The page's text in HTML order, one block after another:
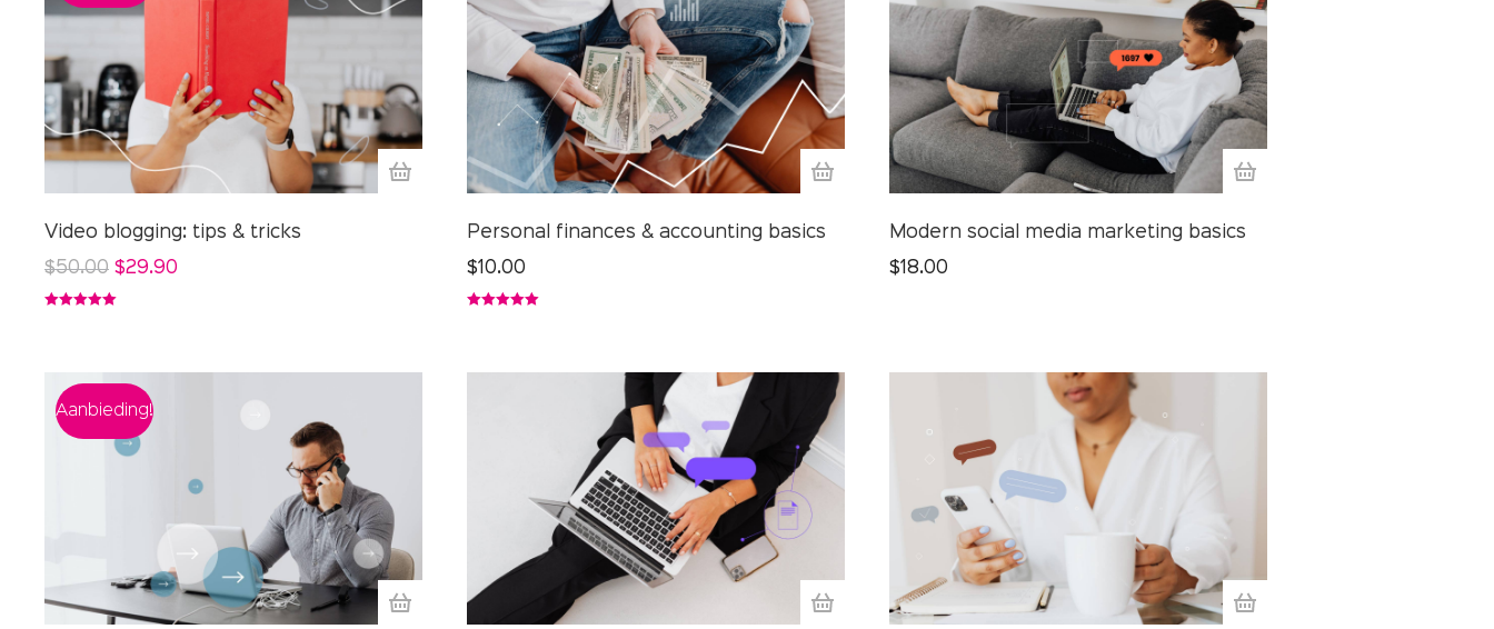
Video blogging: tips & tricks
$50.00 $29.90
Personal finances & accounting basics
$10.00
Modern social media marketing basics
$18.00
Aanbieding!